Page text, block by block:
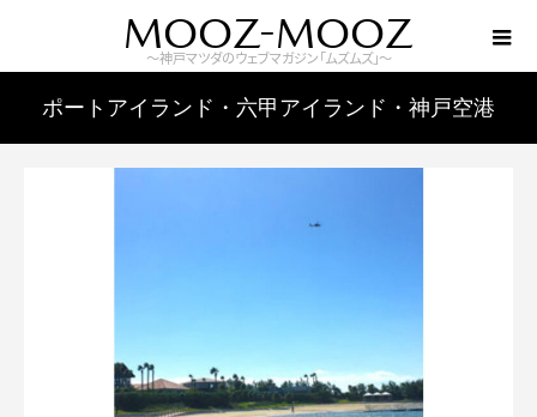
MOOZ-MOOZ
～神戸マツダのウェブマガジン「ムズムズ」～
ポートアイランド・六甲アイランド・神戸空港